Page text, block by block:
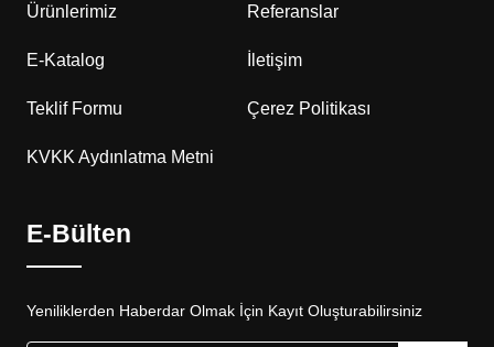
Ürünlerimiz Referanslar
E-Katalog İletişim
Teklif Formu Çerez Politikası
KVKK Aydınlatma Metni
E-Bülten
Yeniliklerden Haberdar Olmak İçin Kayıt Oluşturabilirsiniz